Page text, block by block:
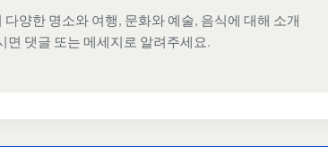
양한 명소와 여행, 문화와 예술, 음식에 대해 소개
면 댓글 또는 메세지로 알려주세요.